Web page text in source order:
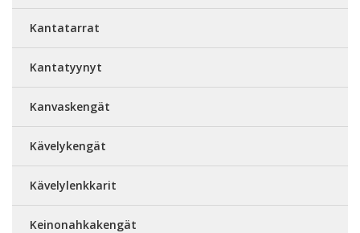
Kantatarrat
Kantatyynyt
Kanvaskengät
Kävelykengät
Kävelylenkkarit
Keinonahkakengät